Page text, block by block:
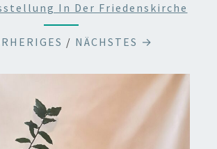
In Der Friedenskirche
/ NÄCHSTES →